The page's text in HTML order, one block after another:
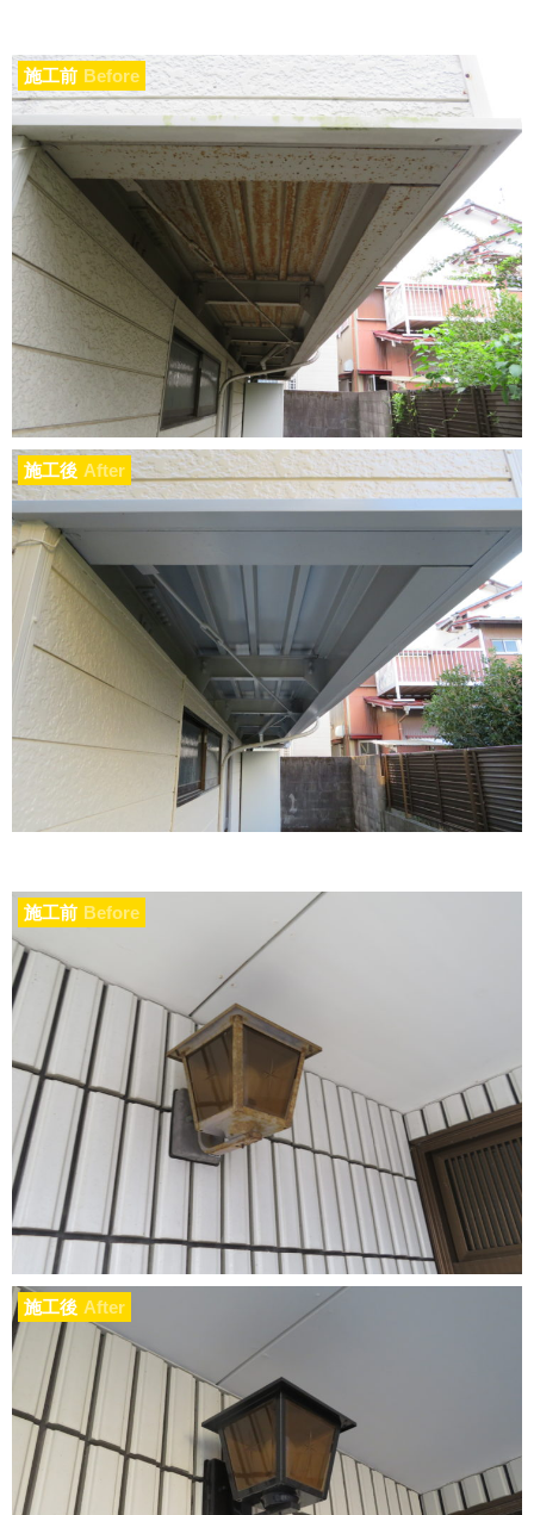
施工前 Before
施工後 After
施工前 Before
施工後 After